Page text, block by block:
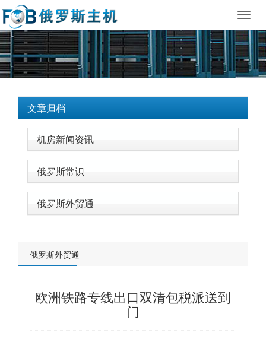
文章归档
机房新闻资讯
俄罗斯常识
俄罗斯外贸通
俄罗斯外贸通
欧洲铁路专线出口双清包税派送到
门